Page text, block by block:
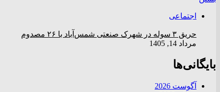
اجتماعی
حریق ۳ سوله در شهرک صنعتی شمس‌آباد با ۲۶ مصدوم
مرداد 14, 1405
بایگانی‌ها
آگوست 2026